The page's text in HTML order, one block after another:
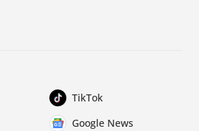
TikTok
Google News